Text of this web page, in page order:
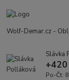
Wolf-Demar.cz -
Slávka
Po-Čt: